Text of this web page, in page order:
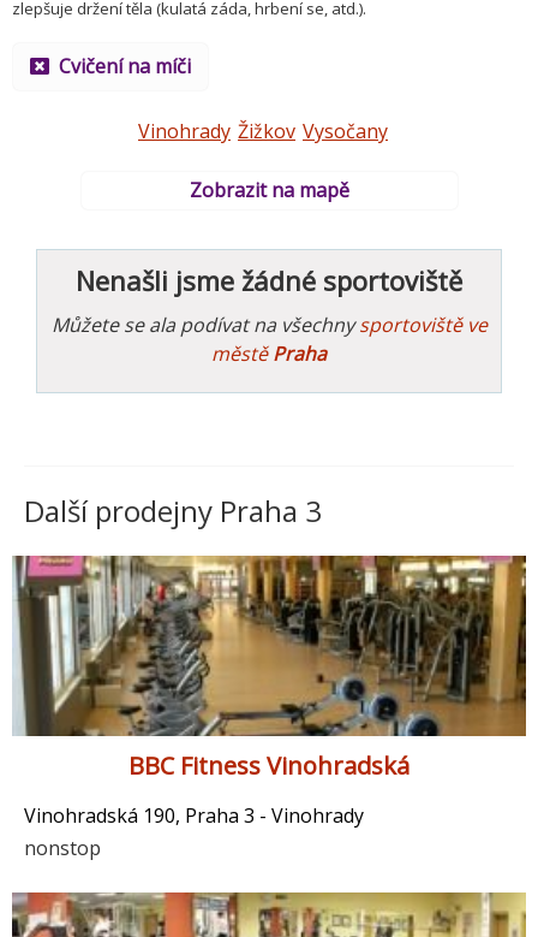
zlepšuje držení těla (kulatá záda, hrbení se, atd.).
Cvičení na míči
Vinohrady Žižkov Vysočany
Zobrazit na mapě
Nenašli jsme žádné sportoviště
Můžete se ala podívat na všechnysportoviště ve
městěPraha
Další prodejny Praha 3
BBC Fitness Vinohradská
Vinohradská 190, Praha 3 - Vinohrady
nonstop